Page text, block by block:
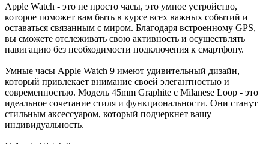
Apple Watch - это не просто часы, это умное устройство,
которое поможет вам быть в курсе всех важных событий и
оставаться связанным с миром. Благодаря встроенному GPS,
вы сможете отслеживать свою активность и осуществлять
навигацию без необходимости подключения к смартфону.
Умные часы Apple Watch 9 имеют удивительный дизайн,
который привлекает внимание своей элегантностью и
современностью. Модель 45mm Graphite с Milanese Loop - это
идеальное сочетание стиля и функциональности. Они станут
стильным аксессуаром, который подчеркнет вашу
индивидуальность.